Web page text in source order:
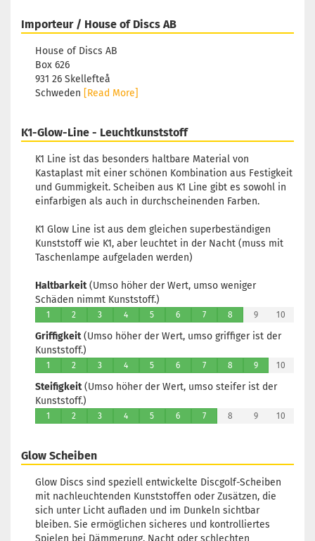
Importeur / House of Discs AB
House of Discs AB
Box 626
931 26 Skellefteå
Schweden [Read More]
K1-Glow-Line - Leuchtkunststoff
K1 Line ist das besonders haltbare Material von
Kastaplast mit einer schönen Kombination aus Festigkeit
und Gummigkeit. Scheiben aus K1 Line gibt es sowohl in
einfarbigen als auch in durchscheinenden Farben.
K1 Glow Line ist aus dem gleichen superbeständigen
Kunststoff wie K1, aber leuchtet in der Nacht (muss mit
Taschenlampe aufgeladen werden)
Haltbarkeit(Umso höher der Wert, umso weniger
Schäden nimmt Kunststoff.)
1 2 3 4 5 6 7 8 9 10
Griffigkeit(Umso höher der Wert, umso griffiger ist der
Kunststoff.)
1 2 3 4 5 6 7 8 9 10
Steifigkeit(Umso höher der Wert, umso steifer ist der
Kunststoff.)
1 2 3 4 5 6 7 8 9 10
Glow Scheiben
Glow Discs sind speziell entwickelte Discgolf-Scheiben
mit nachleuchtenden Kunststoffen oder Zusätzen, die
sich unter Licht aufladen und im Dunkeln sichtbar
bleiben. Sie ermöglichen sicheres und kontrolliertes
Spielen bei Dämmerung, Nacht oder schlechten